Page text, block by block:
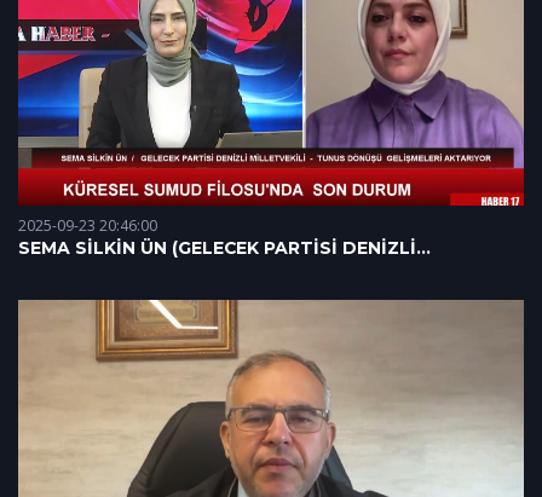
2025-09-23 20:46:00
SEMA SİLKİN ÜN (GELECEK PARTİSİ DENİZLİ